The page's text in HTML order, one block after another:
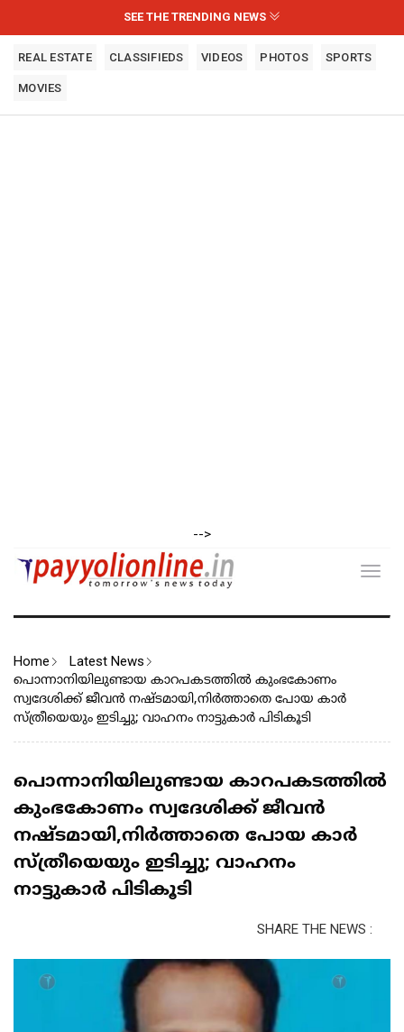
SEE THE TRENDING NEWS
REAL ESTATE CLASSIFIEDS VIDEOS PHOTOS SPORTS
MOVIES
-->
Home Latest News
പൊന്നാനിയിലുണ്ടായ കാറപകടത്തില്‍ കുംഭകോണം
സ്വദേശിക്ക് ജീവൻ നഷ്ടമായി,നിര്‍ത്താതെ പോയ കാര്‍
സ്ത്രീയെയും ഇടിച്ചു; വാഹനം നാട്ടുകാര്‍ പിടികൂടി
പൊന്നാനിയിലുണ്ടായ കാറപകടത്തില്‍
കുംഭകോണം സ്വദേശിക്ക് ജീവൻ
നഷ്ടമായി,നിര്‍ത്താതെ പോയ കാര്‍
സ്ത്രീയെയും ഇടിച്ചു; വാഹനം
നാട്ടുകാര്‍ പിടികൂടി
SHARE THE NEWS :